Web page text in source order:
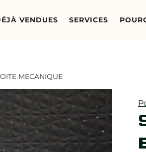
VENDUES SERVICES
MECANIQUE